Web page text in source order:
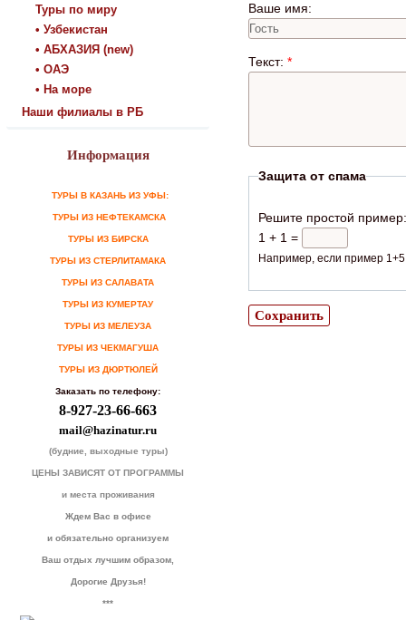
Туры по миру
• Узбекистан
• АБХАЗИЯ (new)
• ОАЭ
• На море
Наши филиалы в РБ
Информация
ТУРЫ В КАЗАНЬ ИЗ УФЫ:
ТУРЫ ИЗ НЕФТЕКАМСКА
ТУРЫ ИЗ БИРСКА
ТУРЫ ИЗ СТЕРЛИТАМАКА
ТУРЫ ИЗ САЛАВАТА
ТУРЫ ИЗ КУМЕРТАУ
ТУРЫ ИЗ МЕЛЕУЗА
ТУРЫ ИЗ ЧЕКМАГУША
ТУРЫ ИЗ ДЮРТЮЛЕЙ
Заказать по телефону:
8-927-23-66-663
mail@hazinatur.ru
(будние, выходные туры)
ЦЕНЫ ЗАВИСЯТ ОТ ПРОГРАММЫ
и места проживания
Ждем Вас в офисе
и обязательно организуем
Ваш отдых лучшим образом,
Дорогие Друзья!
***
Ваше имя:
Текст: *
Защита от спама
Решите простой
1 + 1 =
Например, если пример